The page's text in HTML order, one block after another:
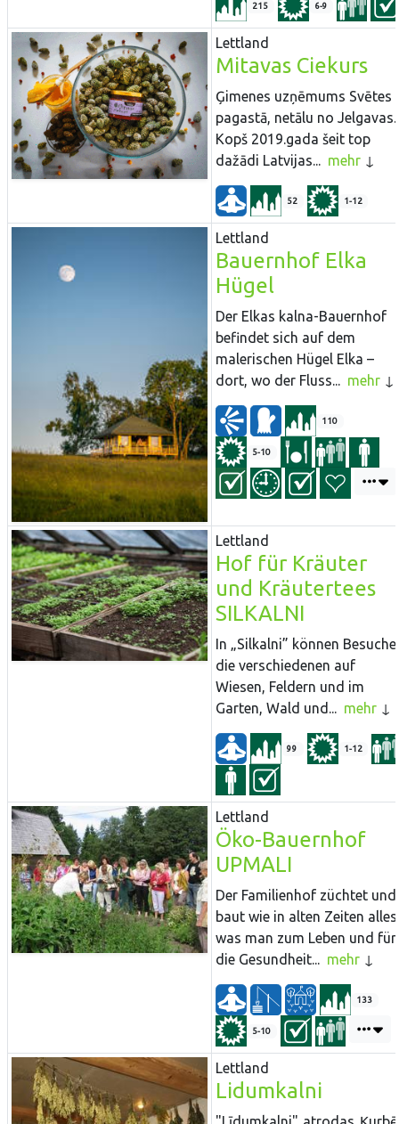
215 6-9
Lettland
Mitavas Ciekurs
Ģimenes uzņēmums Svētes
pagastā, netālu no Jelgavas.
Kopš 2019.gada šeit top
dažādi Latvijas... mehr
52 1-12
Lettland
Bauernhof Elka
Hügel
Der Elkas kalna-Bauernhof
befindet sich auf dem
malerischen Hügel Elka –
dort, wo der Fluss... mehr
110
5-10
Lettland
Hof für Kräuter
und Kräutertees
SILKALNI
In „Silkalni” können
die verschiedenen auf
Wiesen, Feldern und im
Garten, Wald und... mehr
99 1-12
Lettland
Öko-Bauernhof
UPMALI
Der Familienhof züchtet und
baut wie in alten Zeiten
was man zum Leben und für
die Gesundheit... mehr
133
5-10
Lettland
Lidumkalni